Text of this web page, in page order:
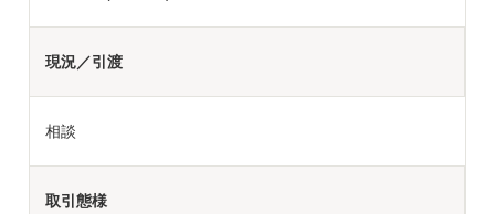
現況／引渡
相談
取引態様